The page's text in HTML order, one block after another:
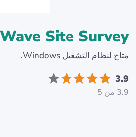
Site Survey
متاح لنظام التشغيل Windows.
3.9
3.9 من 5